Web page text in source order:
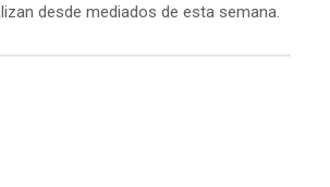
desde mediados de esta semana.